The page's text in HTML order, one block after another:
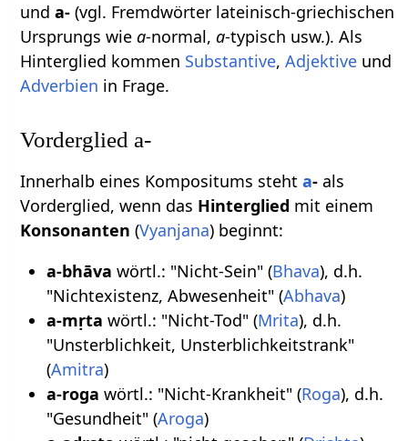
unda- (vgl. Fremdwörter lateinisch-griechischen
Ursprungs wiea-normal,a-typisch usw.). Als
Hinterglied kommen Substantive,Adjektive und
Adverbien in Frage.
Vorderglied a-
Innerhalb eines Kompositums stehta- als
Vorderglied, wenn das Hinterglied mit einem
Konsonanten (Vyanjana) beginnt:
a-bhāva wörtl.: "Nicht-Sein" (Bhava), d.h.
"Nichtexistenz, Abwesenheit" (Abhava)
a-mṛta wörtl.: "Nicht-Tod" (Mrita), d.h.
"Unsterblichkeit, Unsterblichkeitstrank"
(Amitra)
a-roga wörtl.: "Nicht-Krankheit" (Roga), d.h.
"Gesundheit" (Aroga)